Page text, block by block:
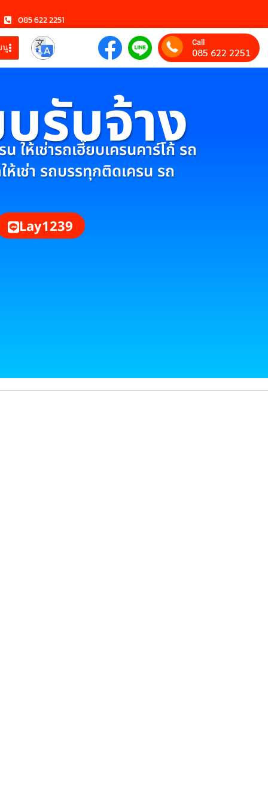
085 622 2251
นู Call
085 622 2251
รับจ้าง
ให้เช่ารถเฮี๊ยบเครนคาร์โก้ รถ
ห้เช่า รถบรรทุกติดเครน รถ
Lay1239